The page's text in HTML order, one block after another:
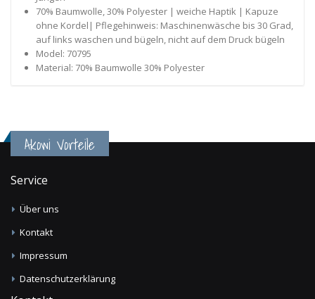
70% Baumwolle, 30% Polyester | weiche Haptik | Kapuze
ohne Kordel| Pflegehinweis: Maschinenwäsche bis 30 Grad,
auf links waschen und bügeln, nicht auf dem Druck bügeln
Model: 70795
Material: 70% Baumwolle 30% Polyester
Akowi Vorteile
Service
Über uns
Kontakt
Impressum
Datenschutzerklärung